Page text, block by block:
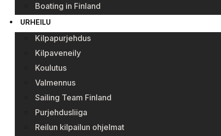
Boating in Finland
URHEILU
Kilpapurjehdus
Kilpaveneily
Koulutus
Valmennus
Sailing Team Finland
Purjehdusliiga
Reilun kilpailun ohjelmat